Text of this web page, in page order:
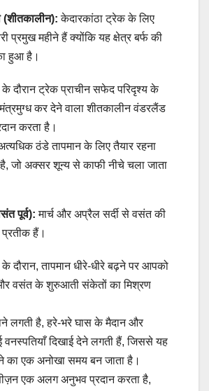
(शीतकालीन): केदारकांठा ट्रेक के लिए
प्रमुख महीने हैं क्योंकि यह क्षेत्र बर्फ की
हुआ है।
के दौरान ट्रेक प्राचीन सफेद परिदृश्य के
कर देने वाला शीतकालीन वंडरलैंड
करता है।
ठंडे तापमान के लिए तैयार रहना
जो अक्सर शून्य से काफी नीचे चला जाता
पूर्व): मार्च और अप्रैल सर्दी से वसंत की
हैं।
के दौरान, तापमान धीरे-धीरे बढ़ने पर आपको
और वसंत के शुरुआती संकेतों का मिश्रण
लगती है, हरे-भरे घास के मैदान और
वनस्पतियाँ दिखाई देने लगती हैं, जिससे यह
का एक अनोखा समय बन जाता है।
एक अलग अनुभव प्रदान करता है,